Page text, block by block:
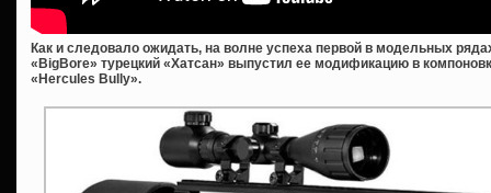
Как и следовало ожидать, на волне успеха первой в модельных
«BigBore» турецкий «Хатсан» выпустил ее модификацию в
«Hercules Bully».